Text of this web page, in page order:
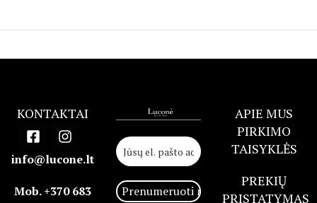
KONTAKTAI
info@lucone.lt
Mob. +370 683
APIE MUS
PIRKIMO
TAISYKLĖS
PREKIŲ
PRISTATYMAS